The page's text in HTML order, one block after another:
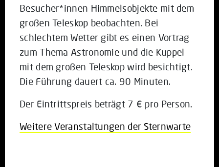
Besucher*innen Himmelsobjekte mit dem
großen Teleskop beobachten. Bei
schlechtem Wetter gibt es einen Vortrag
zum Thema Astronomie und die Kuppel
mit dem großen Teleskop wird besichtigt.
Die Führung dauert ca. 90 Minuten.
Der Eintrittspreis beträgt 7 € pro Person.
Weitere Veranstaltungen der Sternwarte